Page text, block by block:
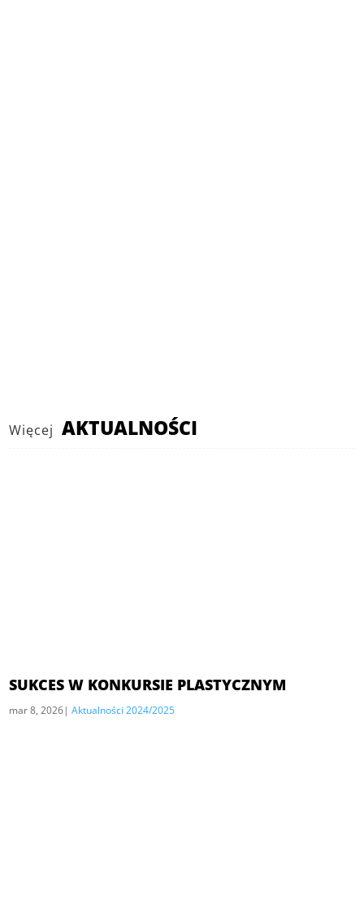
Więcej AKTUALNOŚCI
SUKCES W KONKURSIE PLASTYCZNYM
mar 8, 2026| Aktualności 2024/2025